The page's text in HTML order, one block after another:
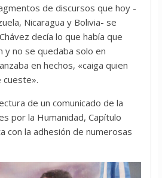
de discursos que hoy -
Nicaragua y Bolivia- se
decía lo que había que
y no se quedaba solo en
en hechos, «caiga quien
cueste».
de un comunicado de la
por la Humanidad, Capítulo
con la adhesión de numerosas